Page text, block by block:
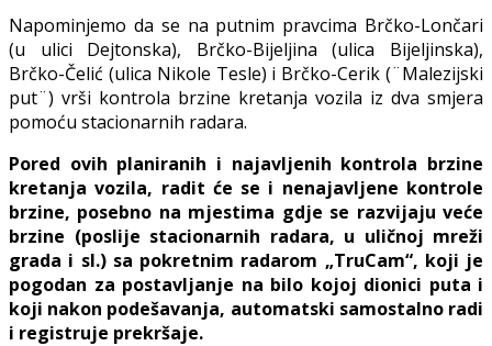
Napominjemo da se na putnim pravcima Brčko-Lončari
(u ulici Dejtonska), Brčko-Bijeljina (ulica Bijeljinska),
Brčko-Čelić (ulica Nikole Tesle) i Brčko-Cerik (¨Malezijski
put¨) vrši kontrola brzine kretanja vozila iz dva smjera
pomoću stacionarnih radara.
Pored ovih planiranih i najavljenih kontrola brzine
kretanja vozila, radit će se i nenajavljene kontrole
brzine, posebno na mjestima gdje se razvijaju veće
brzine (poslije stacionarnih radara, u uličnoj mreži
grada i sl.) sa pokretnim radarom „TruCam“, koji je
pogodan za postavljanje na bilo kojoj dionici puta i
koji nakon podešavanja, automatski samostalno radi
i registruje prekršaje.